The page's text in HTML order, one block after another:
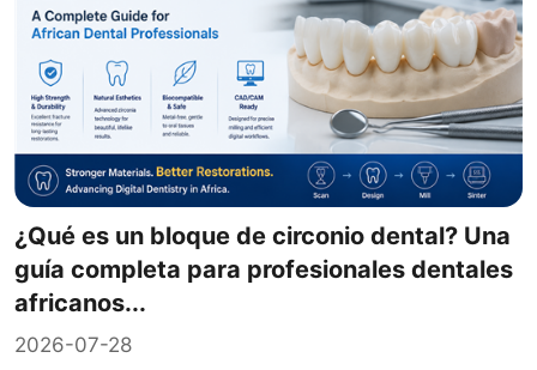
¿Qué es un bloque de circonio dental? Una
guía completa para profesionales dentales
africanos...
2026-07-28